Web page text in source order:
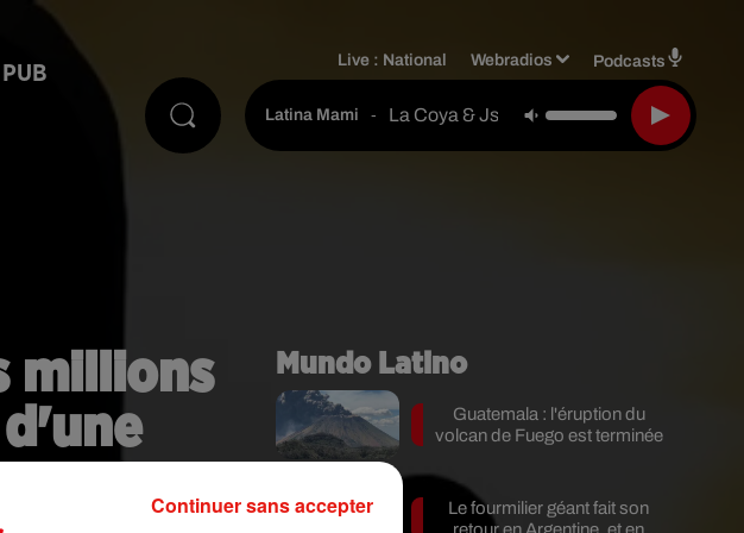
PUB
Live : National Webradios Podcasts
Latina Mami - La Coya & Jsca & Kimy Lq
millions
Mundo Latino
Guatemala : l'éruption du
volcan de Fuego est terminée
Le fourmilier géant fait son
retour en Argentine, et en
Continuer sans accepter